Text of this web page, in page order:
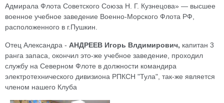
Адмирала Флота Советского Союза Н. Г. Кузнецова» — высшее
военное учебное заведение Военно-Морского Флота РФ,
расположенного в г.Пушкин.
Отец Александра - АНДРЕЕВ Игорь Влдимирович, капитан 3
ранга запаса, окончил это-же учебное заведение, проходил
службу на Северном Флоте в должности командира
электротехнического дивизиона РПКСН "Тула", так-же является
членом нашего Клуба